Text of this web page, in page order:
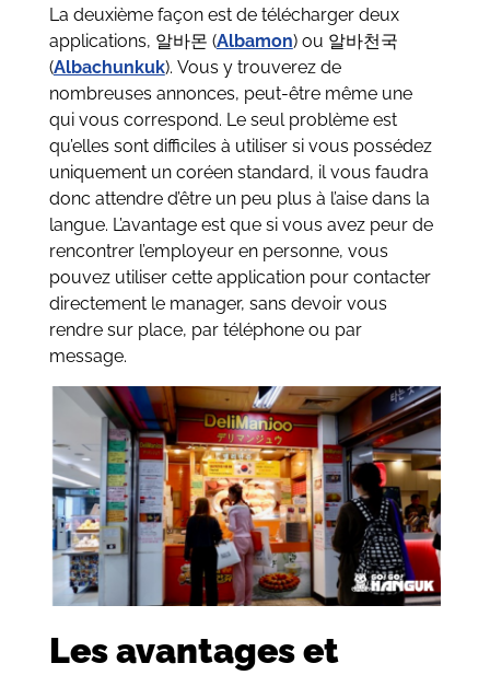
La deuxième façon est de télécharger deux
applications, 알바몬 (Albamon) ou 알바천국
(Albachunkuk). Vous y trouverez de
nombreuses annonces, peut-être même une
qui vous correspond. Le seul problème est
qu’elles sont difficiles à utiliser si vous possédez
uniquement un coréen standard, il vous faudra
donc attendre d’être un peu plus à l’aise dans la
langue. L’avantage est que si vous avez peur de
rencontrer l’employeur en personne, vous
pouvez utiliser cette application pour contacter
directement le manager, sans devoir vous
rendre sur place, par téléphone ou par
message.
Les avantages et